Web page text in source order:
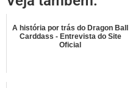
A história por trás do Dragon Ball
Carddass - Entrevista do Site
Oficial